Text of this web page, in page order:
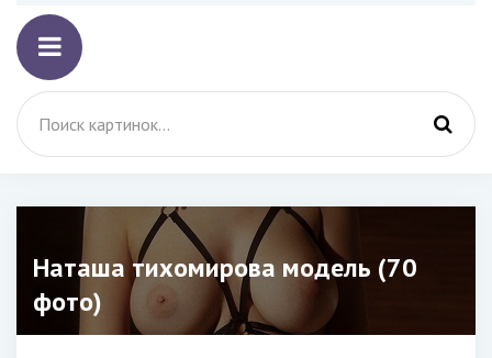
Наташа тихомирова модель (70
фото)